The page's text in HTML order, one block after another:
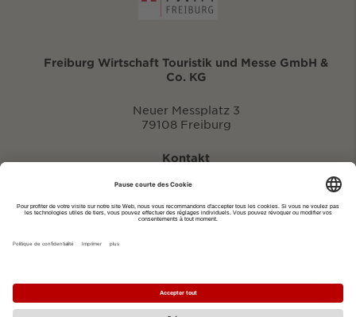
Freiburg Wirtschaft Touristik und Messe GmbH &
Co. KG
Neuer Messplatz 3
79108 Freiburg
Kontakt
eventportal@fwtm.de
Imprimer